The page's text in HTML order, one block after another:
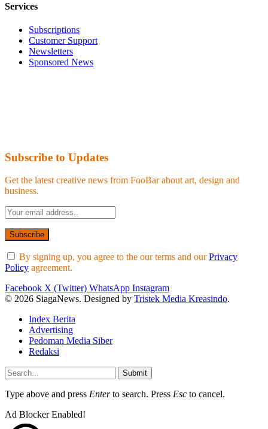
Services
Subscriptions
Customer Support
Newsletters
Sponsored News
Subscribe to Updates
Get the latest creative news from FooBar about art, design and
business.
By signing up, you agree to the our terms and ourPrivacy
Policy agreement.
Facebook X (Twitter) WhatsApp Instagram
© 2026 SiagaNews. Designed by Tristek Media Kreasindo.
Index Berita
Advertising
Pedoman Media Siber
Redaksi
Submit
Type above and press Enterto search. Press Esc to cancel.
Ad Blocker Enabled!